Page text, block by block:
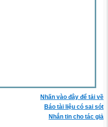
Nhấn vào đây để tải về
Báo tài liệu có sai sót
Nhắn tin cho tác giả